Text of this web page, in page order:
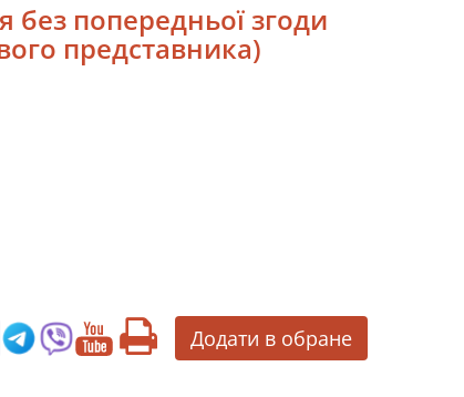
без попередньої згоди
представника)
Додати в обране